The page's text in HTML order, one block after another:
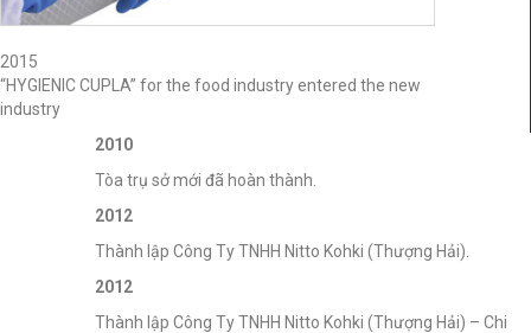
2015
“HYGIENIC CUPLA” for the food industry entered the new
industry
2010
Tòa trụ sở mới đã hoàn thành.
2012
Thành lập Công Ty TNHH Nitto Kohki (Thượng Hải).
2012
Thành lập Công Ty TNHH Nitto Kohki (Thượng Hải) – Chi